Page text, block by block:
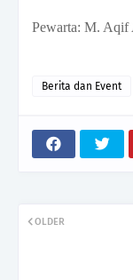
Pewarta: M. Aqif
Berita dan Event
OLDER